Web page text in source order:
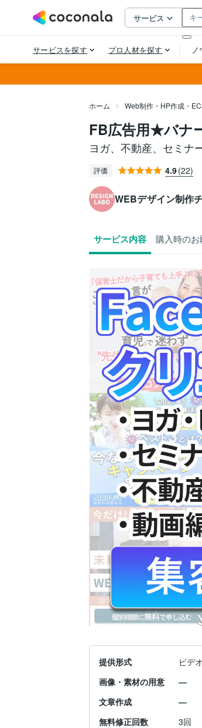
ホーム Web制作・HP作成・
FB広告用★バナ
ヨガ、不動産、セミナ
評価 4.9(22)
WEBデザイン制作
サービス内容 購入時のお
提供形式
ビデ
画像・素材の用意
文章作成
無料修正回数
3回